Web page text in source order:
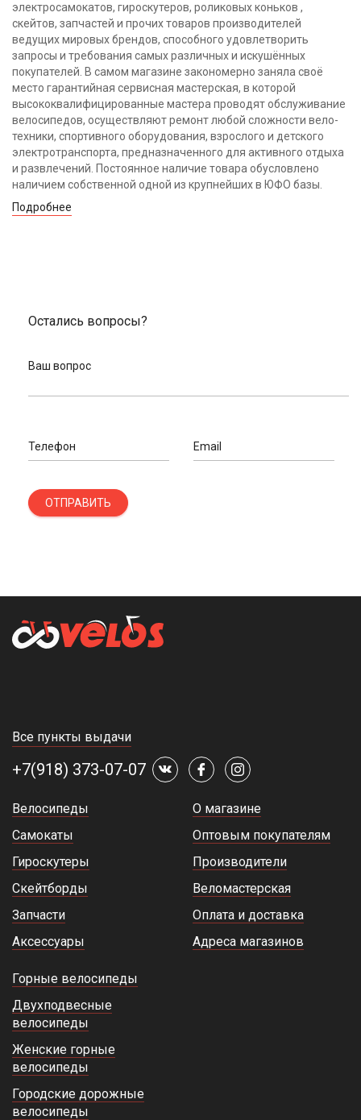
электросамокатов, гироскутеров, роликовых коньков ,
скейтов, запчастей и прочих товаров производителей
ведущих мировых брендов, способного удовлетворить
запросы и требования самых различных и искушённых
покупателей. В самом магазине закономерно заняла своё
место гарантийная сервисная мастерская, в которой
высококвалифицированные мастера проводят обслуживание
велосипедов, осуществляют ремонт любой сложности вело-
техники, спортивного оборудования, взрослого и детского
электротранспорта, предназначенного для активного отдыха
и развлечений. Постоянное наличие товара обусловлено
наличием собственной одной из крупнейших в ЮФО базы.
Подробнее
Остались вопросы?
Ваш вопрос
Телефон Email
ОТПРАВИТЬ
Все пункты выдачи
+7(918) 373-07-07
Велосипеды
Самокаты
Гироскутеры
Скейтборды
Запчасти
Аксессуары
О магазине
Оптовым покупателям
Производители
Веломастерская
Оплата и доставка
Адреса магазинов
Горные велосипеды
Двухподвесные
велосипеды
Женские горные
велосипеды
Городские дорожные
велосипеды